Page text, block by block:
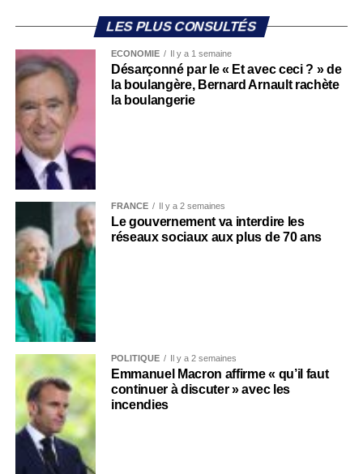
LES PLUS CONSULTÉS
ECONOMIE Il y a 1 semaine
Désarçonné par le « Et avec ceci ? » de
la boulangère, Bernard Arnault rachète
la boulangerie
FRANCE Il y a 2 semaines
Le gouvernement va interdire les
réseaux sociaux aux plus de 70 ans
POLITIQUE Il y a 2 semaines
Emmanuel Macron affirme « qu’il faut
continuer à discuter » avec les
incendies